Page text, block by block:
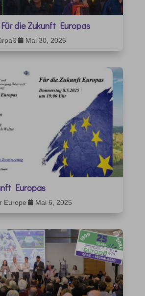
die Zukunft Europas
 Mai 30, 2025
Europas
Europe  Mai 6, 2025